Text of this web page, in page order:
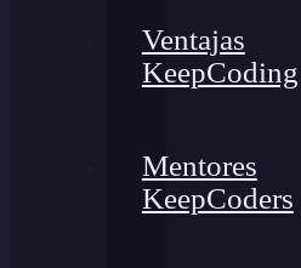
Ventajas
KeepCoding
Mentores
KeepCoders